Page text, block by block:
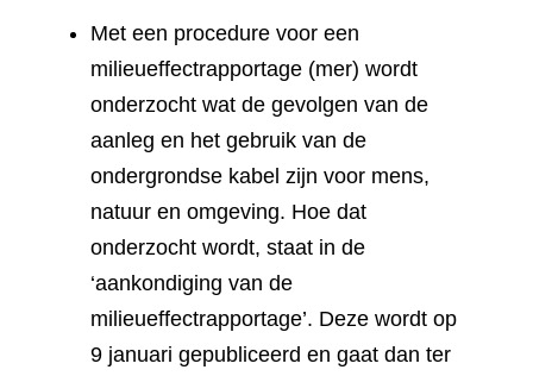
Met een procedure voor een
milieueffectrapportage (mer) wordt
onderzocht wat de gevolgen van de
aanleg en het gebruik van de
ondergrondse kabel zijn voor mens,
natuur en omgeving. Hoe dat
onderzocht wordt, staat in de
‘aankondiging van de
milieueffectrapportage’. Deze wordt op
9 januari gepubliceerd en gaat dan ter